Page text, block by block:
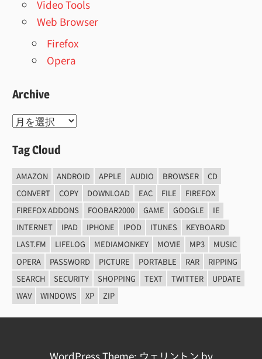
Video Tools
Web Browser
Firefox
Opera
Archive
Archive
Tag Cloud
AMAZON ANDROID APPLE AUDIO BROWSER
CD
CONVERT
COPY DOWNLOAD EAC FILE
FIREFOX
FIREFOX ADDONS
FOOBAR2000 GAME GOOGLE
IE
INTERNET
IPAD IPHONE IPOD ITUNES
KEYBOARD
LAST.FM
LIFELOG MEDIAMONKEY MOVIE MP3
MUSIC
OPERA
PASSWORD PICTURE PORTABLE RAR
RIPPING
SEARCH
SECURITY SHOPPING TEXT TWITTER
UPDATE
WAV
WINDOWS XP ZIP
WordPress Theme: ウェリントン by